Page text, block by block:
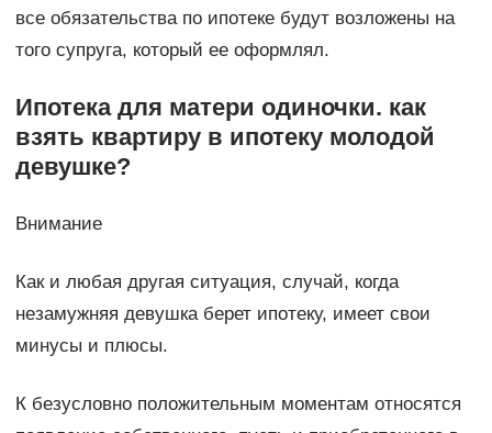
все обязательства по ипотеке будут возложены на
того супруга, который ее оформлял.
Ипотека для матери одиночки. как
взять квартиру в ипотеку молодой
девушке?
Внимание
Как и любая другая ситуация, случай, когда
незамужняя девушка берет ипотеку, имеет свои
минусы и плюсы.
К безусловно положительным моментам относятся